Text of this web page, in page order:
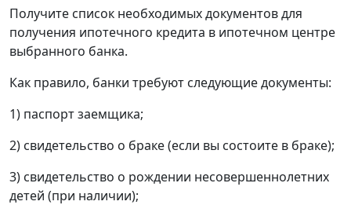
Получите список необходимых документов для
получения ипотечного кредита в ипотечном центре
выбранного банка.
Как правило, банки требуют следующие документы:
1) паспорт заемщика;
2) свидетельство о браке (если вы состоите в браке);
3) свидетельство о рождении несовершеннолетних
детей (при наличии);